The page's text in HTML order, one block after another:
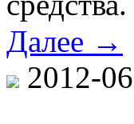
Далее →
2012-